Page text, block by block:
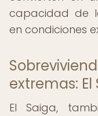
capacidad de
en condiciones
extremas:
El Saiga,